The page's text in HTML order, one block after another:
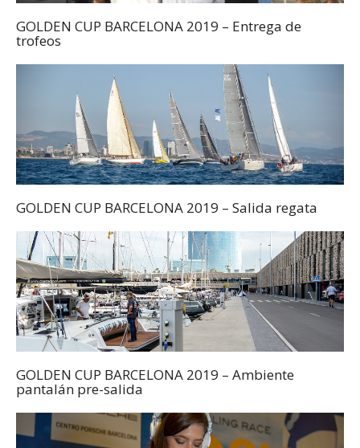
GOLDEN CUP BARCELONA 2019 – Entrega de
trofeos
GOLDEN CUP BARCELONA 2019 – Salida regata
GOLDEN CUP BARCELONA 2019 – Ambiente
pantalán pre-salida